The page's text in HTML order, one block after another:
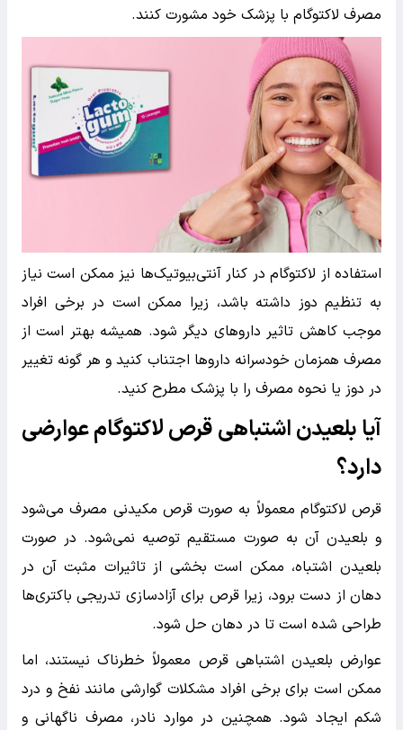
مصرف لاکتوگام با پزشک خود مشورت کنند.
استفاده از لاکتوگام در کنار آنتی‌بیوتیک‌ها نیز ممکن است نیاز
به تنظیم دوز داشته باشد، زیرا ممکن است در برخی افراد
موجب کاهش تاثیر داروهای دیگر شود. همیشه بهتر است از
مصرف همزمان خودسرانه داروها اجتناب کنید و هر گونه تغییر
در دوز یا نحوه مصرف را با پزشک مطرح کنید.
آیا بلعیدن اشتباهی قرص لاکتوگام عوارضی
دارد؟
قرص لاکتوگام معمولاً به صورت قرص مکیدنی مصرف می‌شود
و بلعیدن آن به صورت مستقیم توصیه نمی‌شود. در صورت
بلعیدن اشتباه، ممکن است بخشی از تاثیرات مثبت آن در
دهان از دست برود، زیرا قرص برای آزادسازی تدریجی باکتری‌ها
طراحی شده است تا در دهان حل شود.
عوارض بلعیدن اشتباهی قرص معمولاً خطرناک نیستند، اما
ممکن است برای برخی افراد مشکلات گوارشی مانند نفخ و درد
شکم ایجاد شود. همچنین در موارد نادر، مصرف ناگهانی و